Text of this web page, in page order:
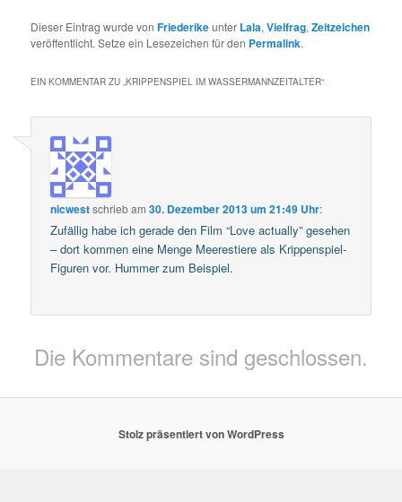
Dieser Eintrag wurde vonFriederikeunter Lala,Vielfrag,Zeitzeichen
veröffentlicht. Setze ein Lesezeichen für den Permalink.
EIN KOMMENTAR ZU „KRIPPENSPIEL IM WASSERMANNZEITALTER“
nicwestschriebam30. Dezember 2013 um 21:49 Uhr:
Zufällig habe ich gerade den Film “Love actually” gesehen
– dort kommen eine Menge Meerestiere als Krippenspiel-
Figuren vor. Hummer zum Beispiel.
Die Kommentare sind geschlossen.
Stolz präsentiert von WordPress